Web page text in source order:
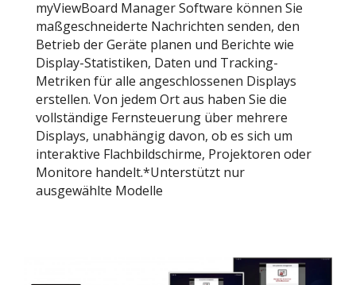
myViewBoard Manager Software können Sie
maßgeschneiderte Nachrichten senden, den
Betrieb der Geräte planen und Berichte wie
Display-Statistiken, Daten und Tracking-
Metriken für alle angeschlossenen Displays
erstellen. Von jedem Ort aus haben Sie die
vollständige Fernsteuerung über mehrere
Displays, unabhängig davon, ob es sich um
interaktive Flachbildschirme, Projektoren oder
Monitore handelt.*Unterstützt nur
ausgewählte Modelle